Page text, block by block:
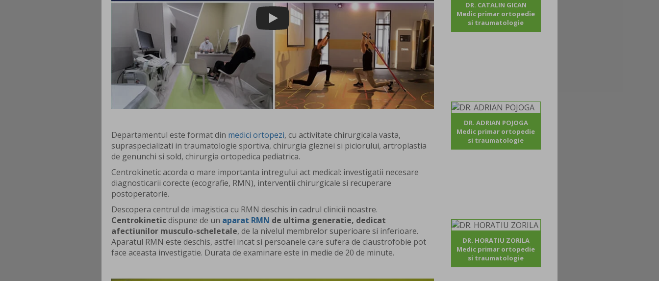
Play
Departamentul este format din medici ortopezi, cu activitate chirurgicala vasta,
supraspecializati in traumatologie sportiva, chirurgia gleznei si piciorului, artroplastia
de genunchi si sold, chirurgia ortopedica pediatrica.
Centrokinetic acorda o mare importanta intregului act medical: investigatii necesare
diagnosticarii corecte (ecografie, RMN), interventii chirurgicale si recuperare
postoperatorie.
Descopera centrul de imagistica cu RMN deschis in cadrul clinicii noastre.
Centrokineticdispune de un aparat RMN de ultima generatie, dedicat
afectiunilor musculo-scheletale, de la nivelul membrelor superioare si inferioare.
Aparatul RMN este deschis, astfel incat si persoanele care sufera de claustrofobie pot
face aceasta investigatie. Durata de examinare este in medie de 20 de minute.
DR. CATALIN GICAN
Medic primar ortopedie
si traumatologie
DR. ADRIAN POJOGA
Medic primar ortopedie
si traumatologie
DR. HORATIU ZORILA
Medic primar ortopedie
si traumatologie